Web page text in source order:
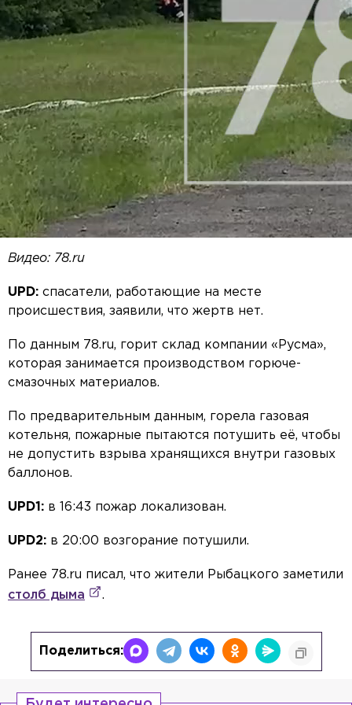
Font Family
Reset Done
End of dialog window.
Видео: 78.ru
UPD: спасатели, работающие на месте
происшествия, заявили, что жертв нет.
По данным 78.ru, горит склад компании «Русма»,
которая занимается производством горюче-
смазочных материалов.
По предварительным данным, горела газовая
котельня, пожарные пытаются потушить её, чтобы
не допустить взрыва хранящихся внутри газовых
баллонов.
UPD1: в 16:43 пожар локализован.
UPD2: в 20:00 возгорание потушили.
Ранее 78.ru писал, что жители Рыбацкого заметили
столб дыма
.
Поделиться: